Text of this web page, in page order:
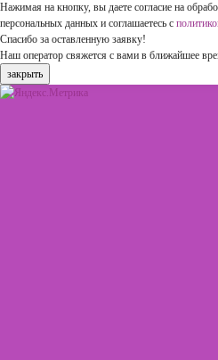
Нажимая на кнопку, вы даете согласие на
персональных данных и соглашаетесь с
Спасибо за оставленную заявку!
Наш оператор свяжется с вами в ближайшее
закрыть